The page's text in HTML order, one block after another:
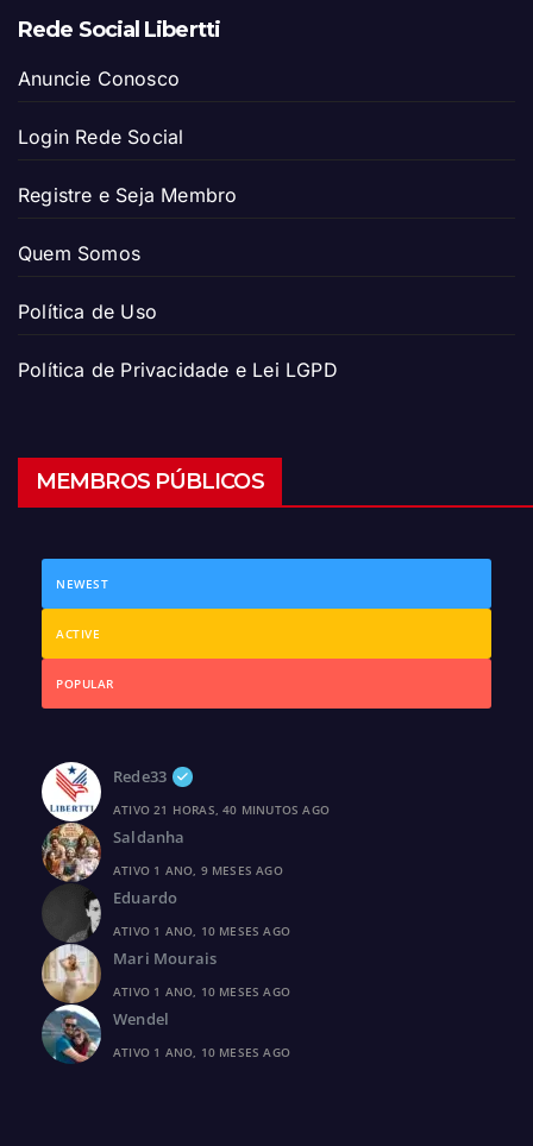
Rede Social Libertti
Anuncie Conosco
Login Rede Social
Registre e Seja Membro
Quem Somos
Política de Uso
Política de Privacidade e Lei LGPD
MEMBROS PÚBLICOS
NEWEST
ACTIVE
POPULAR
Rede33
ATIVO 21 HORAS, 40 MINUTOS AGO
Saldanha
ATIVO 1 ANO, 9 MESES AGO
Eduardo
ATIVO 1 ANO, 10 MESES AGO
Mari Mourais
ATIVO 1 ANO, 10 MESES AGO
Wendel
ATIVO 1 ANO, 10 MESES AGO